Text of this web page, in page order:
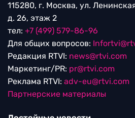
115280, г. Москва, ул.
д. 26, этаж 2
тел: +7 (499) 579-86-96
Для общих вопросов:
Редакция RTVI: news@rtvi.com
Маркетинг/PR: pr@rtvi.com
Реклама RTVI: adv-eu@rtvi.com
Партнерские материалы